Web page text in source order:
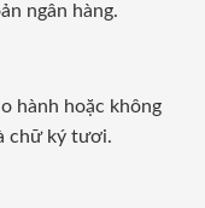
ngân hàng.
hành hoặc không
chữ ký tươi.